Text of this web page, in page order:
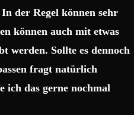
der Regel können sehr
können auch mit etwas
werden. Sollte es dennoch
fragt natürlich
ich das gerne nochmal